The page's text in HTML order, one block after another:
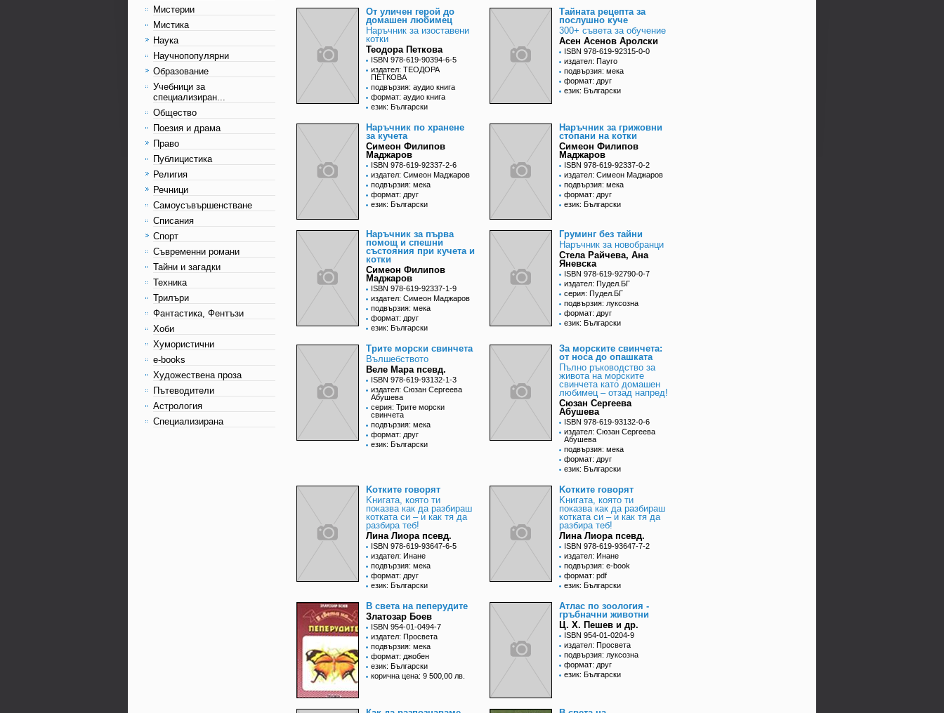
Мистерии
Мистика
Наука
Научнопопулярни
Образование
Учебници за
специализиран...
Общество
Поезия и драма
Право
Публицистика
Религия
Речници
Самоусъвършенстване
Списания
Спорт
Съвременни романи
Тайни и загадки
Техника
Трилъри
Фантастика, Фентъзи
Хоби
Хумористични
e-books
Художествена проза
Пътеводители
Астрология
Специализирана
От уличен герой до
домашен любимец
Наръчник за изоставени
котки
Теодора Петкова
ISBN 978-619-90394-6-5
издател: ТЕОДОРА
ПЕТКОВА
подвързия: аудио книга
формат: аудио книга
език: Български
Тайната рецепта за
послушно куче
300+ съвета за обучение
Асен Асенов Аролски
ISBN 978-619-92315-0-0
издател: Пауго
подвързия: мека
формат: друг
език: Български
Наръчник по хранене
за кучета
Симеон Филипов
Маджаров
ISBN 978-619-92337-2-6
издател: Симеон Маджаров
подвързия: мека
формат: друг
език: Български
Наръчник за грижовни
стопани на котки
Симеон Филипов
Маджаров
ISBN 978-619-92337-0-2
издател: Симеон Маджаров
подвързия: мека
формат: друг
език: Български
Наръчник за първа
помощ и спешни
състояния при кучета и
котки
Симеон Филипов
Маджаров
ISBN 978-619-92337-1-9
издател: Симеон Маджаров
подвързия: мека
формат: друг
език: Български
Груминг без тайни
Наръчник за новобранци
Стела Райчева, Ана
Яневска
ISBN 978-619-92790-0-7
издател: Пудел.БГ
серия: Пудел.БГ
подвързия: луксозна
формат: друг
език: Български
Трите морски свинчета
Вълшебството
Веле Мара псевд.
ISBN 978-619-93132-1-3
издател: Сюзан Сергеева
Абушева
серия: Трите морски
свинчета
подвързия: мека
формат: друг
език: Български
За морските свинчета:
от носа до опашката
Пълно ръководство за
живота на морските
свинчета като домашен
любимец – отзад напред!
Сюзан Сергеева
Абушева
ISBN 978-619-93132-0-6
издател: Сюзан Сергеева
Абушева
подвързия: мека
формат: друг
език: Български
Kотките говорят
Kнигата, която ти
показва как да разбираш
котката си – и как тя да
разбира теб!
Лина Лиора псевд.
ISBN 978-619-93647-6-5
издател: Инане
подвързия: мека
формат: друг
език: Български
Kотките говорят
Kнигата, която ти
показва как да разбираш
котката си – и как тя да
разбира теб!
Лина Лиора псевд.
ISBN 978-619-93647-7-2
издател: Инане
подвързия: e-book
формат: pdf
език: Български
В света на пеперудите
Златозар Боев
ISBN 954-01-0494-7
издател: Просвета
подвързия: мека
формат: джобен
език: Български
корична цена: 9 500,00 лв.
Атлас по зоология -
гръбначни животни
Ц. Х. Пешев и др.
ISBN 954-01-0204-9
издател: Просвета
подвързия: луксозна
формат: друг
език: Български